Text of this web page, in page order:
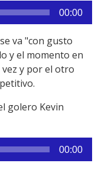
00:00
va "con gusto
y el momento en
y por el otro
golero Kevin
00:00